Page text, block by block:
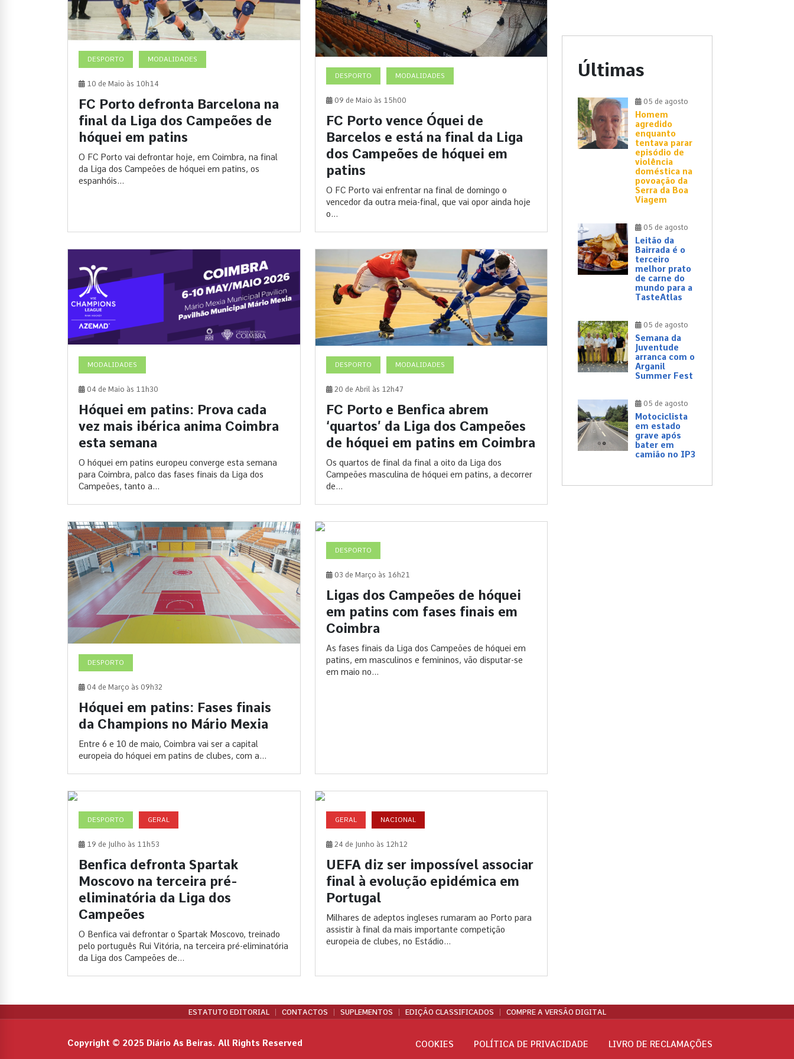
DESPORTO MODALIDADES
10 de Maio às 10h14
FC Porto defronta Barcelona na
final da Liga dos Campeões de
hóquei em patins
O FC Porto vai defrontar hoje, em Coimbra, na final
da Liga dos Campeões de hóquei em patins, os
espanhóis...
DESPORTO MODALIDADES
09 de Maio às 15h00
FC Porto vence Óquei de
Barcelos e está na final da Liga
dos Campeões de hóquei em
patins
O FC Porto vai enfrentar na final de domingo o
vencedor da outra meia-final, que vai opor ainda hoje
o...
MODALIDADES
04 de Maio às 11h30
Hóquei em patins: Prova cada
vez mais ibérica anima Coimbra
esta semana
O hóquei em patins europeu converge esta semana
para Coimbra, palco das fases finais da Liga dos
Campeões, tanto a...
DESPORTO MODALIDADES
20 de Abril às 12h47
FC Porto e Benfica abrem
‘quartos’ da Liga dos Campeões
de hóquei em patins em Coimbra
Os quartos de final da final a oito da Liga dos
Campeões masculina de hóquei em patins, a decorrer
de...
DESPORTO
04 de Março às 09h32
Hóquei em patins: Fases finais
da Champions no Mário Mexia
Entre 6 e 10 de maio, Coimbra vai ser a capital
europeia do hóquei em patins de clubes, com a...
DESPORTO
03 de Março às 16h21
Ligas dos Campeões de hóquei
em patins com fases finais em
Coimbra
As fases finais da Liga dos Campeões de hóquei em
patins, em masculinos e femininos, vão disputar-se
em maio no...
DESPORTO GERAL
19 de Julho às 11h53
Benfica defronta Spartak
Moscovo na terceira pré-
eliminatória da Liga dos
Campeões
O Benfica vai defrontar o Spartak Moscovo, treinado
pelo português Rui Vitória, na terceira pré-eliminatória
da Liga dos Campeões de...
GERAL NACIONAL
24 de Junho às 12h12
UEFA diz ser impossível associar
final à evolução epidémica em
Portugal
Milhares de adeptos ingleses rumaram ao Porto para
assistir à final da mais importante competição
europeia de clubes, no Estádio...
Últimas
05 de agosto
Homem
agredido
enquanto
tentava parar
episódio de
violência
doméstica na
povoação da
Serra da Boa
Viagem
05 de agosto
Leitão da
Bairrada é o
terceiro
melhor prato
de carne do
mundo para a
TasteAtlas
05 de agosto
Semana da
Juventude
arranca com o
Arganil
Summer Fest
05 de agosto
Motociclista
em estado
grave após
bater em
camião no IP3
ESTATUTO EDITORIAL CONTACTOS SUPLEMENTOS EDIÇÃO CLASSIFICADOS COMPRE A VERSÃO DIGITAL
Copyright © 2025 Diário As Beiras. All Rights Reserved COOKIES POLÍTICA DE PRIVACIDADE LIVRO DE RECLAMAÇÕES